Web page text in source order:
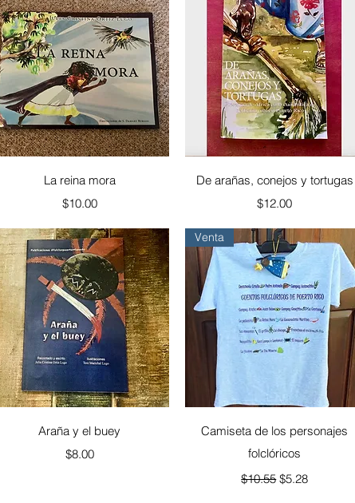
Vista rápida
La reina mora
Precio
$10.00
Vista rápida
De arañas, conejos y tortugas
Precio
$12.00
Vista rápida
Araña y el buey
Precio
$8.00
Vista rápida
Venta
Camiseta de los personajes
folclóricos
Precio
$10.55 Precio de oferta
$5.28